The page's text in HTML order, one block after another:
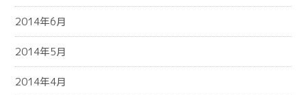
2014年6月
2014年5月
2014年4月